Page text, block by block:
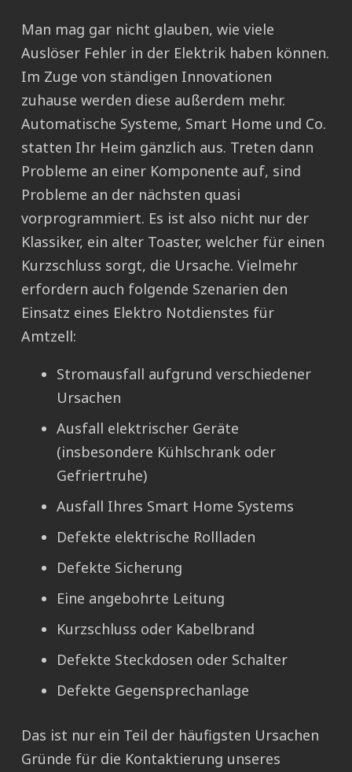
Man mag gar nicht glauben, wie viele
Auslöser Fehler in der Elektrik haben können.
Im Zuge von ständigen Innovationen
zuhause werden diese außerdem mehr.
Automatische Systeme, Smart Home und Co.
statten Ihr Heim gänzlich aus. Treten dann
Probleme an einer Komponente auf, sind
Probleme an der nächsten quasi
vorprogrammiert. Es ist also nicht nur der
Klassiker, ein alter Toaster, welcher für einen
Kurzschluss sorgt, die Ursache. Vielmehr
erfordern auch folgende Szenarien den
Einsatz eines Elektro Notdienstes für
Amtzell:
Stromausfall aufgrund verschiedener
Ursachen
Ausfall elektrischer Geräte
(insbesondere Kühlschrank oder
Gefriertruhe)
Ausfall Ihres Smart Home Systems
Defekte elektrische Rollladen
Defekte Sicherung
Eine angebohrte Leitung
Kurzschluss oder Kabelbrand
Defekte Steckdosen oder Schalter
Defekte Gegensprechanlage
Das ist nur ein Teil der häufigsten Ursachen
Gründe für die Kontaktierung unseres